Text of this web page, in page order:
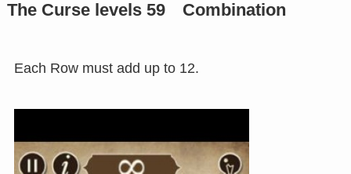
The Curse levels 59 Combination
Each Row must add up to 12.